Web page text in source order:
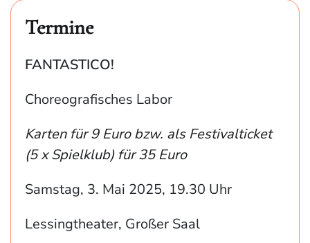
Termine
FANTASTICO!
Choreografisches Labor
Karten für 9 Euro bzw. als Festivalticket
(5 x Spielklub) für 35 Euro
Samstag, 3. Mai 2025, 19.30 Uhr
Lessingtheater, Großer Saal